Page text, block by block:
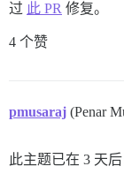
过 此 PR 修复。
4 个赞
pmusaraj (Penar
此主题已在 3 天